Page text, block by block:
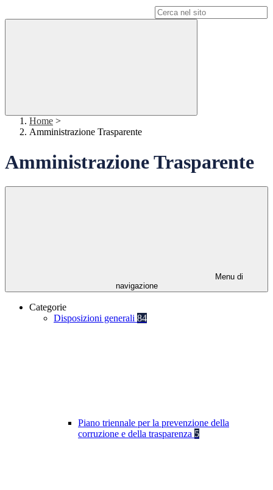
Home >
Amministrazione Trasparente
Amministrazione Trasparente
Menu di
navigazione
Categorie
Disposizioni generali 84
Piano triennale per la prevenzione della
corruzione e della trasparenza 5